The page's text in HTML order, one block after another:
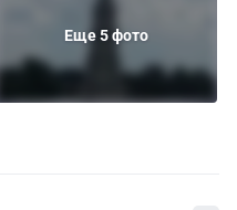
Еще 5 фото